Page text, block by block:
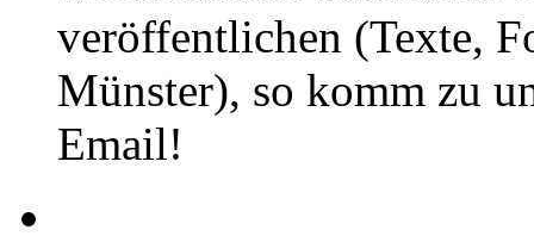
veröffentlichen (Texte,
Münster), so komm zu
Email!